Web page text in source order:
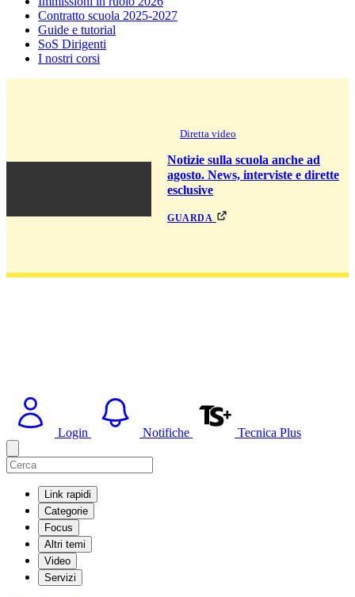
Contratto scuola 2025-2027
Guide e tutorial
SoS Dirigenti
I nostri corsi
Diretta video
Notizie sulla scuola anche ad
agosto. News, interviste e dirette
esclusive
guarda
Login Notifiche Tecnica Plus
Link rapidi
Categorie
Focus
Altri temi
Video
Servizi